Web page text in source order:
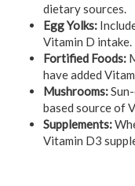
dietary sources.
Egg Yolks:
Vitamin D intake.
Fortified Foods:
have added
Mushrooms:
based source of
Supplements:
Vitamin D3